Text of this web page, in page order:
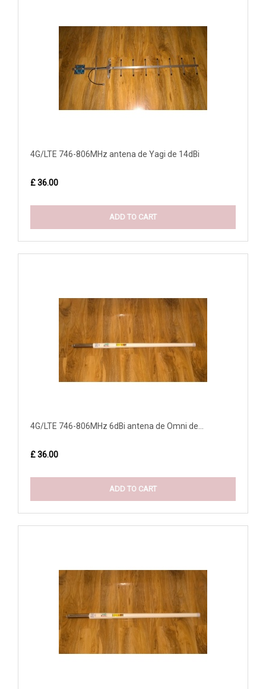
4G/LTE 746-806MHz antena de Yagi de 14dBi
£ 36.00
ADD TO CART
4G/LTE 746-806MHz 6dBi antena de Omni de...
£ 36.00
ADD TO CART